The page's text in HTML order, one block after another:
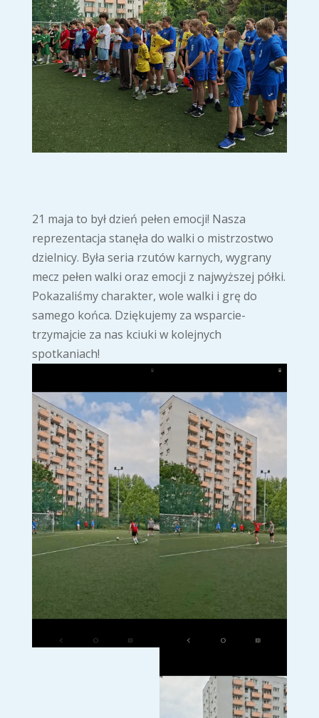
21 maja to był dzień pełen emocji! Nasza
reprezentacja stanęła do walki o mistrzostwo
dzielnicy. Była seria rzutów karnych, wygrany
mecz pełen walki oraz emocji z najwyższej półki.
Pokazaliśmy charakter, wole walki i grę do
samego końca. Dziękujemy za wsparcie-
trzymajcie za nas kciuki w kolejnych
spotkaniach!